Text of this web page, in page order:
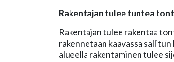
Rakentajan tulee tuntea
Rakentajan tulee rakentaa
rakennetaan kaavassa
alueella rakentaminen tulee